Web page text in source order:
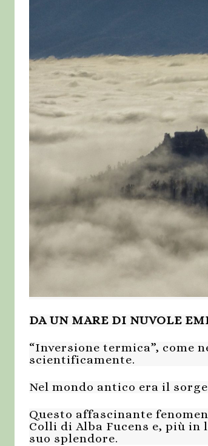
DA UN MARE DI NUVOLE
“Inversione termica”, come
scientificamente.
Nel mondo antico era il
Questo affascinante
Colli di Alba Fucens e, più in
suo splendore.